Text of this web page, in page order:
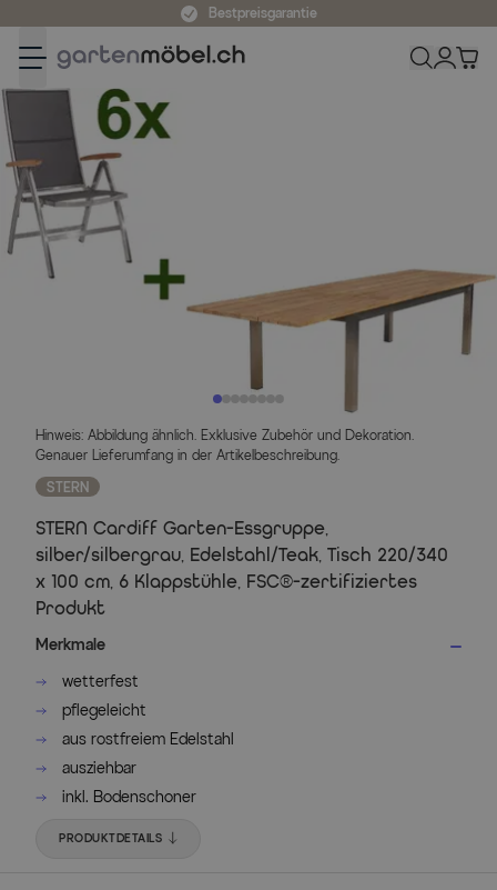
Bestpreisgarantie
Hinweis: Abbildung ähnlich. Exklusive Zubehör und Dekoration.
Genauer Lieferumfang in der Artikelbeschreibung.
STERN
STERN Cardiff Garten-Essgruppe,
silber/silbergrau, Edelstahl/Teak, Tisch 220/340
x 100 cm, 6 Klappstühle, FSC®-zertifiziertes
Produkt
Merkmale
wetterfest
pflegeleicht
aus rostfreiem Edelstahl
ausziehbar
inkl. Bodenschoner
PRODUKTDETAILS